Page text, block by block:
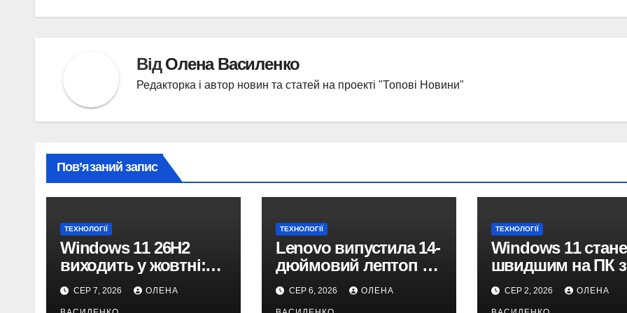
ВідОлена Василенко
Редакторка і автор новин та статей на проекті "Топові Новини"
Пов’язаний запис
ТЕХНОЛОГІЇ
Windows 11 26H2
виходить у жовтні:
чому не варто
пропускати це
СЕР 7, 2026 ОЛЕНА
ТЕХНОЛОГІЇ
Lenovo випустила 14-
дюймовий лептоп на
Snapdragon X2 з
автономністю понад
СЕР 6, 2026 ОЛЕНА
ТЕХНОЛОГІЇ
Windows 11 стане
швидшим на ПК
ГБ ОЗП: що
Microsoft
СЕР 2, 2026 ОЛЕНА